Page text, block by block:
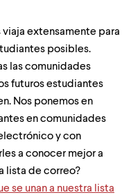
extensamente para
posibles.
las comunidades
futuros estudiantes
Nos ponemos en
en comunidades
y con
a conocer mejor a
lista de correo?
se unan a nuestra lista